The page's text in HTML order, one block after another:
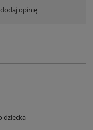
dodaj opinię
dziecka